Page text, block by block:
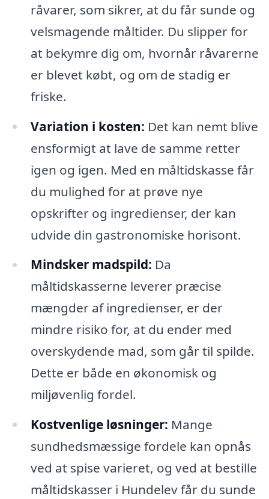
råvarer, som sikrer, at du får sunde og
velsmagende måltider. Du slipper for
at bekymre dig om, hvornår råvarerne
er blevet købt, og om de stadig er
friske.
Variation i kosten: Det kan nemt blive
ensformigt at lave de samme retter
igen og igen. Med en måltidskasse får
du mulighed for at prøve nye
opskrifter og ingredienser, der kan
udvide din gastronomiske horisont.
Mindsker madspild: Da
måltidskasserne leverer præcise
mængder af ingredienser, er der
mindre risiko for, at du ender med
overskydende mad, som går til spilde.
Dette er både en økonomisk og
miljøvenlig fordel.
Kostvenlige løsninger: Mange
sundhedsmæssige fordele kan opnås
ved at spise varieret, og ved at bestille
måltidskasser i Hundelev får du sunde